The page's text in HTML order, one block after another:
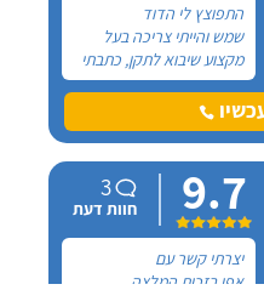
התפוצץ לי הדוד
שמש והייתי צריכה בעל
מקצוע שיבוא לתקן, כתבתי
בגוגל טכנאי דודים ואז
הגעתי לקבוצה של העיר
חיפה בפייסבוק, שם כמה
דודי שמש וחשמל".
9.7
3
חוות דעת
יצרתי קשר עם
אפי בזכות המלצה